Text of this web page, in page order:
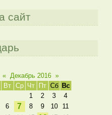
сайт
« Декабрь 2016 »
Вт Ср Чт Пт Сб
Вс
1
2 3
4
6 7 8 9 10
11